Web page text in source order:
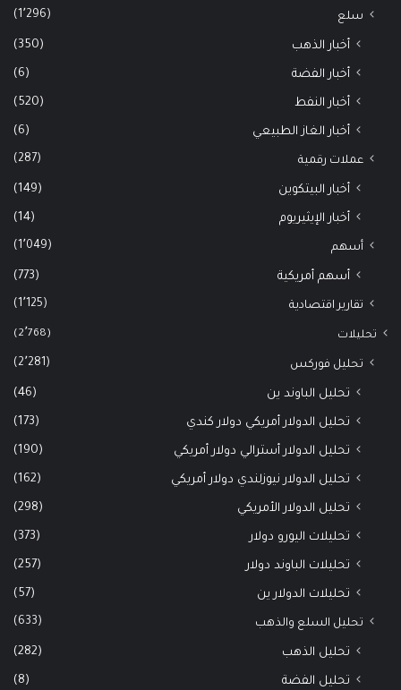
سلع (1٬296)
أخبار الذهب (350)
أخبار الفضة (6)
أخبار النفط (520)
أخبار الغاز الطبيعي (6)
عملات رقمية (287)
أخبار البيتكوين (149)
أخبار الإيثيريوم (14)
أسهم (1٬049)
أسهم أمريكية (773)
تقارير اقتصادية (1٬125)
تحليلات (2٬768)
تحليل فوركس (2٬281)
تحليل الباوند ين (46)
تحليل الدولار أمريكي دولار كندي (173)
تحليل الدولار أسترالي دولار أمريكي (190)
تحليل الدولار نيوزلندي دولار أمريكي (162)
تحليل الدولار الأمريكي (298)
تحليلات اليورو دولار (373)
تحليلات الباوند دولار (257)
تحليلات الدولار ين (57)
تحليل السلع والذهب (633)
تحليل الذهب (282)
تحليل الفضة (8)